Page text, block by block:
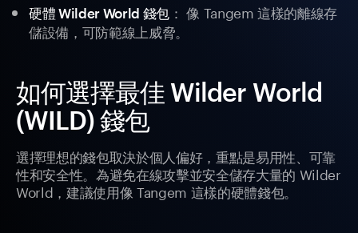
硬體 Wilder World 錢包： 像 Tangem 這樣的離線存
儲設備，可防範線上威脅。
如何選擇最佳 Wilder World
(WILD) 錢包
選擇理想的錢包取決於個人偏好，重點是易用性、可靠
性和安全性。為避免在線攻擊並安全儲存大量的 Wilder
World，建議使用像 Tangem 這樣的硬體錢包。